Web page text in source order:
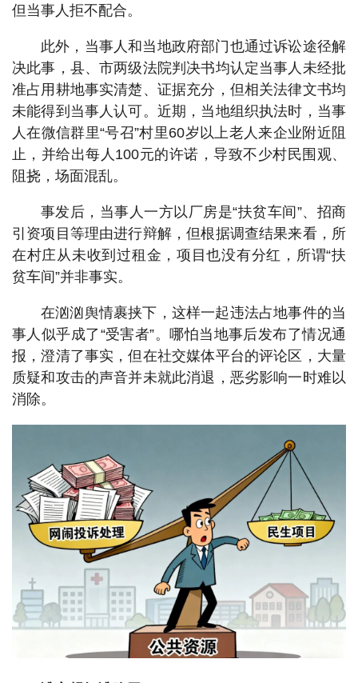
但当事人拒不配合。
此外，当事人和当地政府部门也通过诉讼途径解
决此事，县、市两级法院判决书均认定当事人未经批
准占用耕地事实清楚、证据充分，但相关法律文书均
未能得到当事人认可。近期，当地组织执法时，当事
人在微信群里“号召”村里60岁以上老人来企业附近阻
止，并给出每人100元的许诺，导致不少村民围观、
阻挠，场面混乱。
事发后，当事人一方以厂房是“扶贫车间”、招商
引资项目等理由进行辩解，但根据调查结果来看，所
在村庄从未收到过租金，项目也没有分红，所谓“扶
贫车间”并非事实。
在汹汹舆情裹挟下，这样一起违法占地事件的当
事人似乎成了“受害者”。哪怕当地事后发布了情况通
报，澄清了事实，但在社交媒体平台的评论区，大量
质疑和攻击的声音并未就此消退，恶劣影响一时难以
消除。